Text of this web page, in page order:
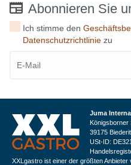
Abonnieren Sie
Ich stimme den
Datenschutzrichtlinie zu
Juma
Königsborner
39175
USt-ID:
XXLgastro ist einer der größten